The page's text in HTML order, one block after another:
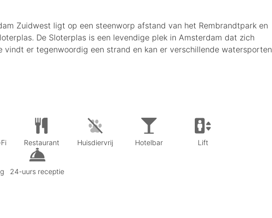
Zuidwest ligt op een steenworp afstand van het Rembrandtpark en
De Sloterplas is een levendige plek in Amsterdam dat zich
vindt er tegenwoordig een strand en kan er verschillende watersporten
Restaurant Huisdiervrij Hotelbar Lift
24-uurs receptie